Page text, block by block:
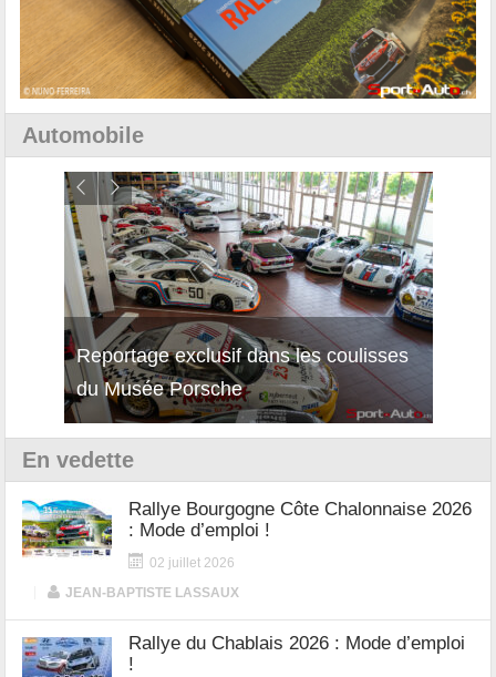
Automobile
Reportage exclusif dans les coulisses
du Musée Porsche
Découverte de la nouvelle Ferrari
12Cilindri Manuale
En vedette
Rallye Bourgogne Côte Chalonnaise 2026
: Mode d’emploi !
02 juillet 2026
JEAN-BAPTISTE LASSAUX
Rallye du Chablais 2026 : Mode d’emploi
!